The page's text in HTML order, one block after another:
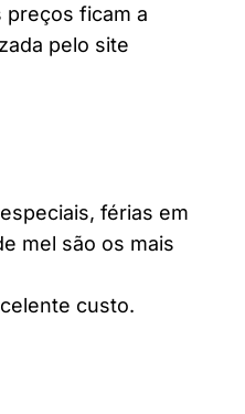
preços ficam a
pelo site
férias em
mel são os mais
custo.